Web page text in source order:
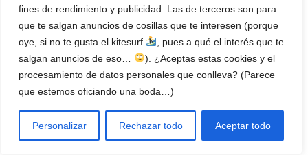
fines de rendimiento y publicidad. Las de terceros son para
que te salgan anuncios de cosillas que te interesen (porque
oye, si no te gusta el kitesurf
, pues a qué el interés que te
salgan anuncios de eso…
). ¿Aceptas estas cookies y el
procesamiento de datos personales que conlleva? (Parece
que estemos oficiando una boda…)
Personalizar Rechazar todo Aceptar todo
Contenido [Ocultar tabla]
Impresoras para el hogar
Impresora para el hogar mas vendidas este mes
¿Cuáles son las mejores impresoras para casa?
Impresoras estudiantes
Impresoras para teletrabajo
Mejor impresora para casa
➨ Epson Expression Premium XP-2200 Mejor impresora